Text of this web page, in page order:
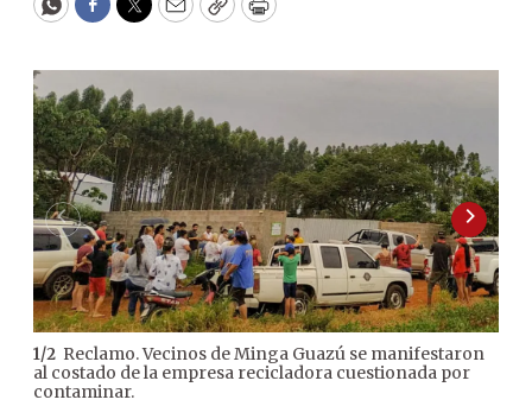
WhatsApp
Facebook
Twitter
EmailCopyPrint
1/2 Reclamo. Vecinos de Minga Guazú se manifestaron
al costado de la empresa recicladora cuestionada por
contaminar.